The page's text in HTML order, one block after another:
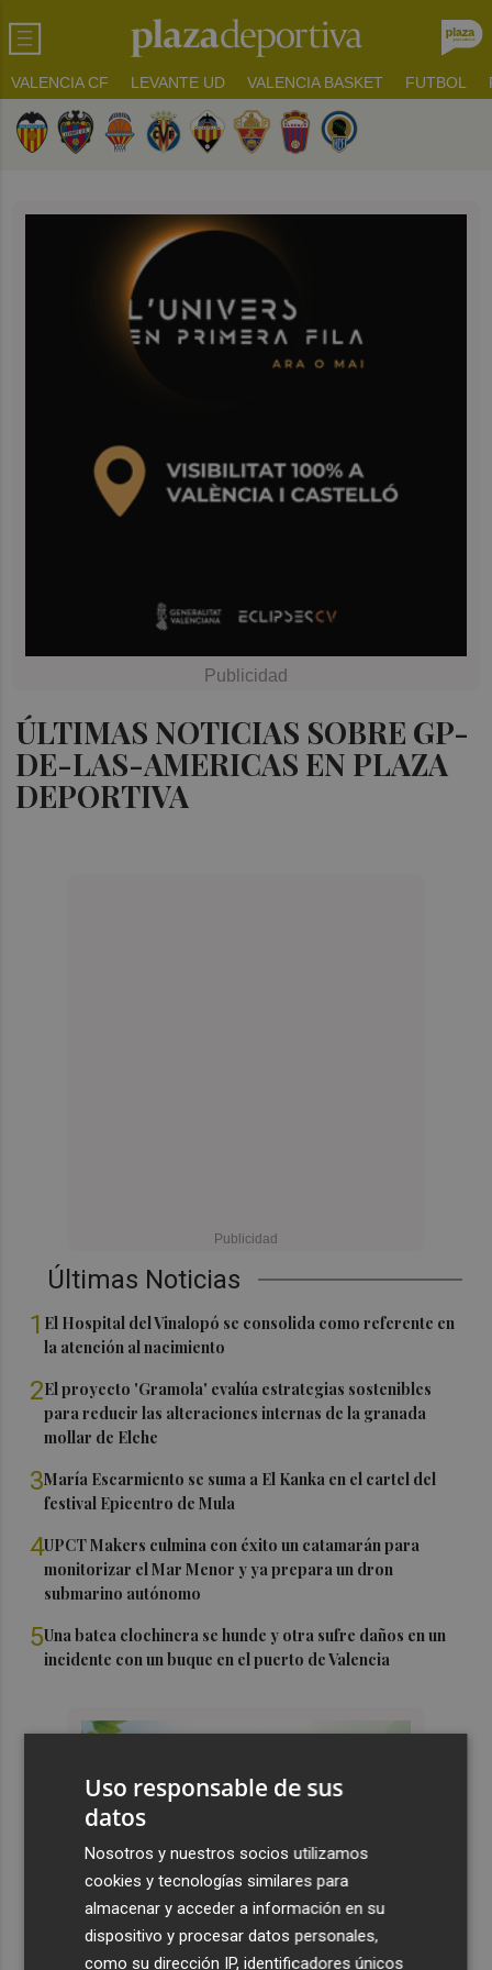
VALENCIA CF LEVANTE UD VALENCIA BASKET FUTBOL
ÚLTIMAS NOTICIAS SOBRE GP-
DE-LAS-AMERICAS EN PLAZA
DEPORTIVA
Últimas Noticias
1 El Hospital del Vinalopó se consolida como referente en
la atención al nacimiento
2El proyecto 'Gramola' evalúa estrategias sostenibles
para reducir las alteraciones internas de la granada
mollar de Elche
3María Escarmiento se suma a El Kanka en el cartel del
festival Epicentro de Mula
4UPCT Makers culmina con éxito un catamarán para
monitorizar el Mar Menor y ya prepara un dron
submarino autónomo
5Una batea clochinera se hunde y otra sufre daños en un
incidente con un buque en el puerto de Valencia
Uso responsable de sus
datos
Nosotros y nuestros socios utilizamos
cookies y tecnologías similares para
almacenar y acceder a información en su
dispositivo y procesar datos personales,
como su dirección IP, identificadores únicos